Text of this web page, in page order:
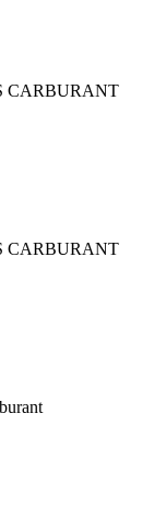
CARBURANT
CARBURANT